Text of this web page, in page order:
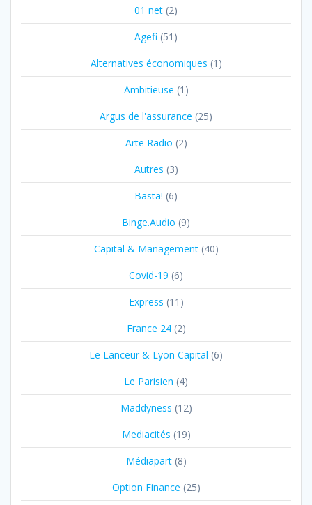
01 net (2)
Agefi (51)
Alternatives économiques (1)
Ambitieuse (1)
Argus de l'assurance (25)
Arte Radio (2)
Autres (3)
Basta! (6)
Binge.Audio (9)
Capital & Management(40)
Covid-19 (6)
Express (11)
France 24(2)
Le Lanceur & Lyon Capital (6)
Le Parisien (4)
Maddyness (12)
Mediacités (19)
Médiapart(8)
Option Finance (25)